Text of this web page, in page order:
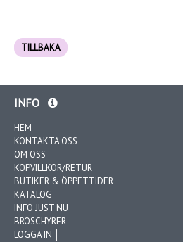
TILLBAKA
INFO
HEM
KONTAKTA OSS
OM OSS
KÖPVILLKOR/RETUR
BUTIKER & ÖPPETTIDER
KATALOG
INFO JUST NU
BROSCHYRER
LOGGA IN │